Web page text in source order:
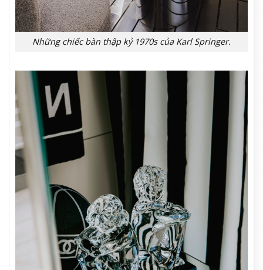
Những chiếc bàn thập kỷ 1970s của Karl Springer.